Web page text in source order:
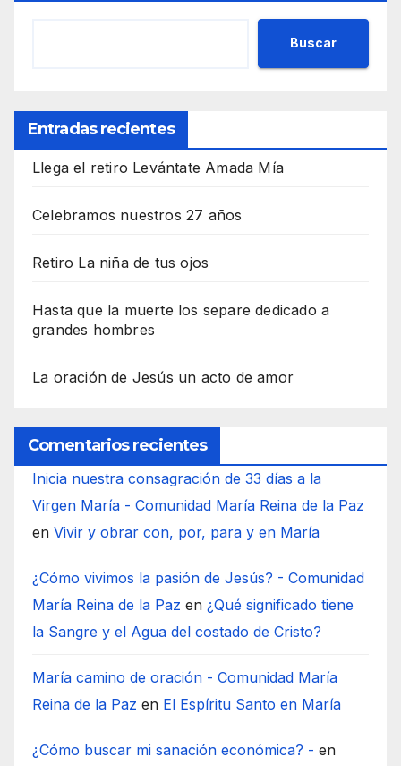
Buscar
Entradas recientes
Llega el retiro Levántate Amada Mía
Celebramos nuestros 27 años
Retiro La niña de tus ojos
Hasta que la muerte los separe dedicado a
grandes hombres
La oración de Jesús un acto de amor
Comentarios recientes
Inicia nuestra consagración de 33 días a la
Virgen María - Comunidad María Reina de la Paz
en Vivir y obrar con, por, para y en María
¿Cómo vivimos la pasión de Jesús? - Comunidad
María Reina de la Paz en ¿Qué significado tiene
la Sangre y el Agua del costado de Cristo?
María camino de oración - Comunidad María
Reina de la Paz en El Espíritu Santo en María
¿Cómo buscar mi sanación económica? - en